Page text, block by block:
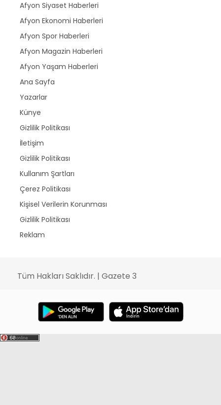
Afyon Siyaset Haberleri
Afyon Ekonomi Haberleri
Afyon Spor Haberleri
Afyon Magazin Haberleri
Afyon Yaşam Haberleri
Ana Sayfa
Yazarlar
Künye
Gizlilik Politikası
İletişim
Gizlilik Politikası
Kullanım Şartları
Çerez Politikası
Kişisel Verilerin Korunması
Gizlilik Politikası
Reklam
Tüm Hakları Saklıdır. | Gazete 3